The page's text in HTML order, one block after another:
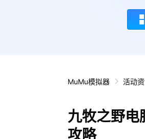
MuMu模拟器 活动
九牧之野电
攻略